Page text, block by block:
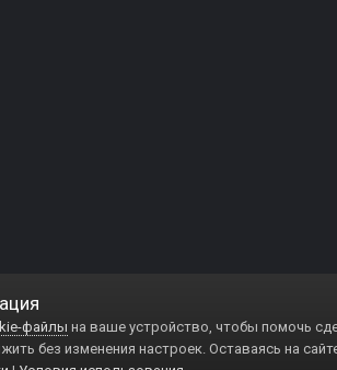
файлы на ваше устройство, чтобы помочь
без изменения настроек. Оставаясь на